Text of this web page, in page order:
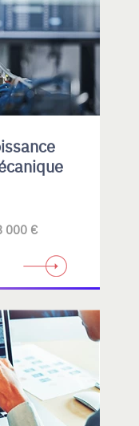
000 €